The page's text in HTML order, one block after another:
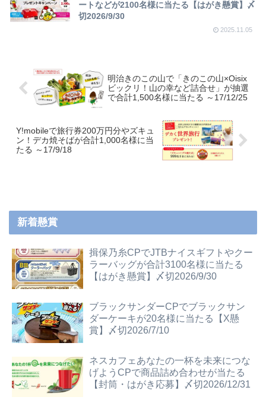
ートなどが2100名様に当たる【はがき懸賞】〆
切2026/9/30
2025.11.05
明治きのこの山で「きのこの山×Oisix
ビックリ！山の幸など詰合せ」が抽選
で合計1,500名様に当たる ～17/12/25
Y!mobileで旅行券200万円分やズキュ
ン！デカ焼そばが合計1,000名様に当
たる ～17/9/18
新着懸賞
揖保乃糸CPでJTBナイスギフトやクー
ラーバッグが合計3100名様に当たる
【はがき懸賞】〆切2026/9/30
ブラックサンダーCPでブラックサン
ダーケーキが20名様に当たる【X懸
賞】〆切2026/7/10
ネスカフェあなたの一杯を未来につな
げようCPで商品詰め合わせが当たる
【封筒・はがき応募】〆切2026/12/31